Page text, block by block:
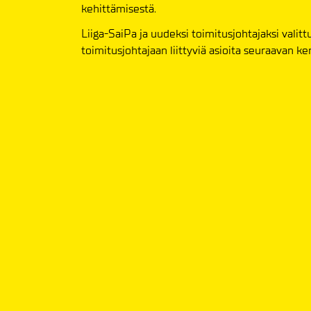
kehittämisestä.
Liiga-SaiPa ja uudeksi toimitusjohtajaksi
toimitusjohtajaan liittyviä asioita seuraavan